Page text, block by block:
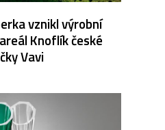
vznikl výrobní
Knoflík české
Vavi